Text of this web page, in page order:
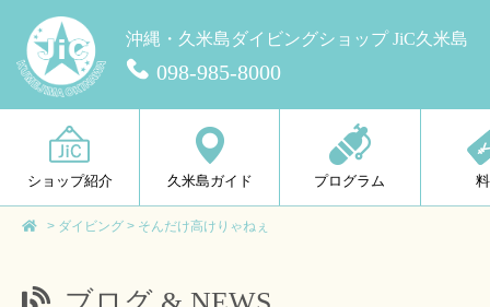
沖縄・久米島ダイビングショップ JiC久米島
098-985-8000
ショップ紹介 久米島ガイド プログラム
> ダイビング > そんだけ高けりゃねぇ